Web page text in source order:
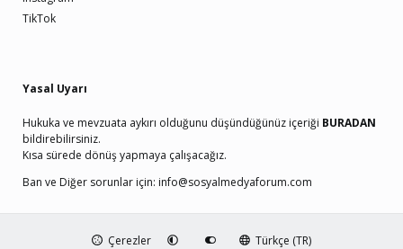
TikTok
Yasal Uyarı
Hukuka ve mevzuata aykırı olduğunu düşündüğünüz içeriği BURADAN
bildirebilirsiniz.
Kısa sürede dönüş yapmaya çalışacağız.
Ban ve Diğer sorunlar için: info@sosyalmedyaforum.com
Çerezler
Türkçe (TR)